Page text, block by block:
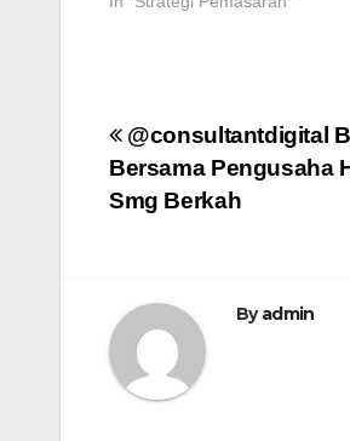
Post
navigation
@consultantdigital
Bersama Pengusaha
Smg Berkah
Byadmin